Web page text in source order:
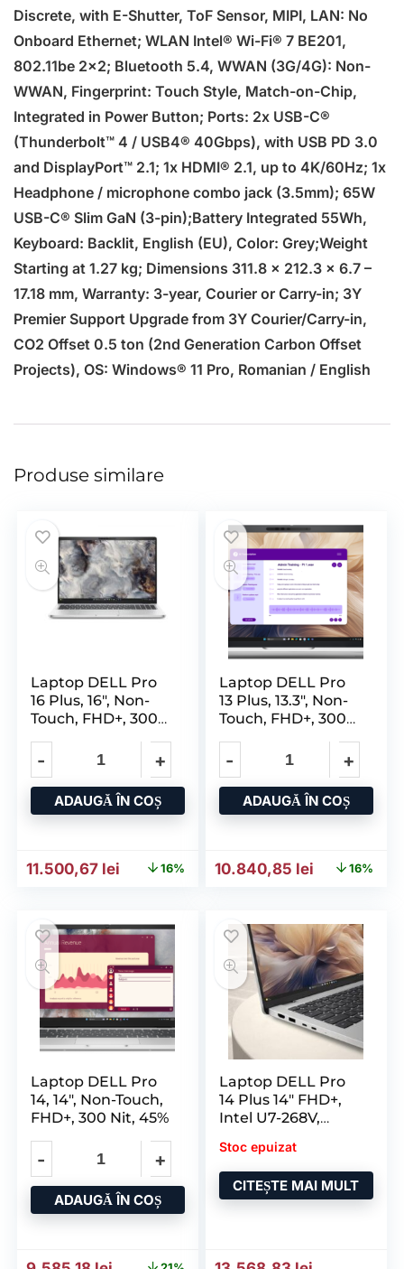
Discrete, with E-Shutter, ToF Sensor, MIPI, LAN: No
Onboard Ethernet; WLAN Intel® Wi-Fi® 7 BE201,
802.11be 2×2; Bluetooth 5.4, WWAN (3G/4G): Non-
WWAN, Fingerprint: Touch Style, Match-on-Chip,
Integrated in Power Button; Ports: 2x USB-C®
(Thunderbolt™ 4 / USB4® 40Gbps), with USB PD 3.0
and DisplayPort™ 2.1; 1x HDMI® 2.1, up to 4K/60Hz; 1x
Headphone / microphone combo jack (3.5mm); 65W
USB-C® Slim GaN (3-pin);Battery Integrated 55Wh,
Keyboard: Backlit, English (EU), Color: Grey;Weight
Starting at 1.27 kg; Dimensions 311.8 x 212.3 x 6.7 –
17.18 mm, Warranty: 3-year, Courier or Carry-in; 3Y
Premier Support Upgrade from 3Y Courier/Carry-in,
CO2 Offset 0.5 ton (2nd Generation Carbon Offset
Projects), OS: Windows® 11 Pro, Romanian / English
Produse similare
Laptop DELL Pro
16 Plus, 16″, Non-
Touch, FHD+, 300
ADAUGĂ ÎN COȘ
Prețul inițial a fost: 13.723,15 lei.
11.500,67 lei Prețul curent este: 11.500,67 lei.
16%
Laptop DELL Pro
13 Plus, 13.3″, Non-
Touch, FHD+, 300
ADAUGĂ ÎN COȘ
Prețul inițial a fost:
10.840,85 lei Prețul
16%
Laptop DELL Pro
14, 14″, Non-Touch,
FHD+, 300 Nit, 45%
ADAUGĂ ÎN COȘ
Laptop DELL Pro
14 Plus 14″ FHD+,
Intel U7-268V,
Stoc epuizat
CITEȘTE MAI MULT